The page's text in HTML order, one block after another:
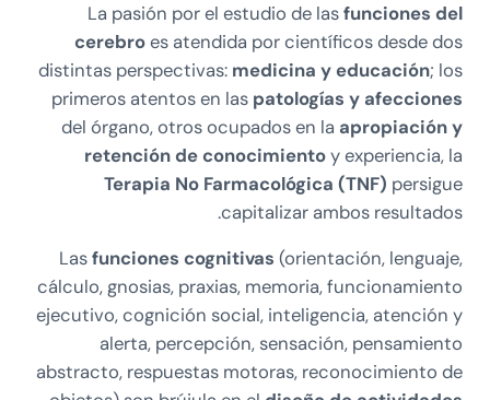
La pasión por el estudio de lasfunciones del
cerebroes atendida por científicos desde dos
distintas perspectivas: medicina y educación; los
primeros atentos en las patologías y afecciones
del órgano, otros ocupados en la apropiación y
retención de conocimientoy experiencia, la
Terapia No Farmacológica (TNF) persigue
capitalizar ambos resultados.
Lasfunciones cognitivas (orientación, lenguaje,
cálculo, gnosias, praxias, memoria, funcionamiento
ejecutivo, cognición social, inteligencia, atención y
alerta, percepción, sensación, pensamiento
abstracto, respuestas motoras, reconocimiento de